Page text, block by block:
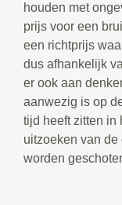
houden met
prijs voor een
een richtprijs
dus afhankelijk
er ook aan
aanwezig is op
tijd heeft zitten in
uitzoeken van de
worden